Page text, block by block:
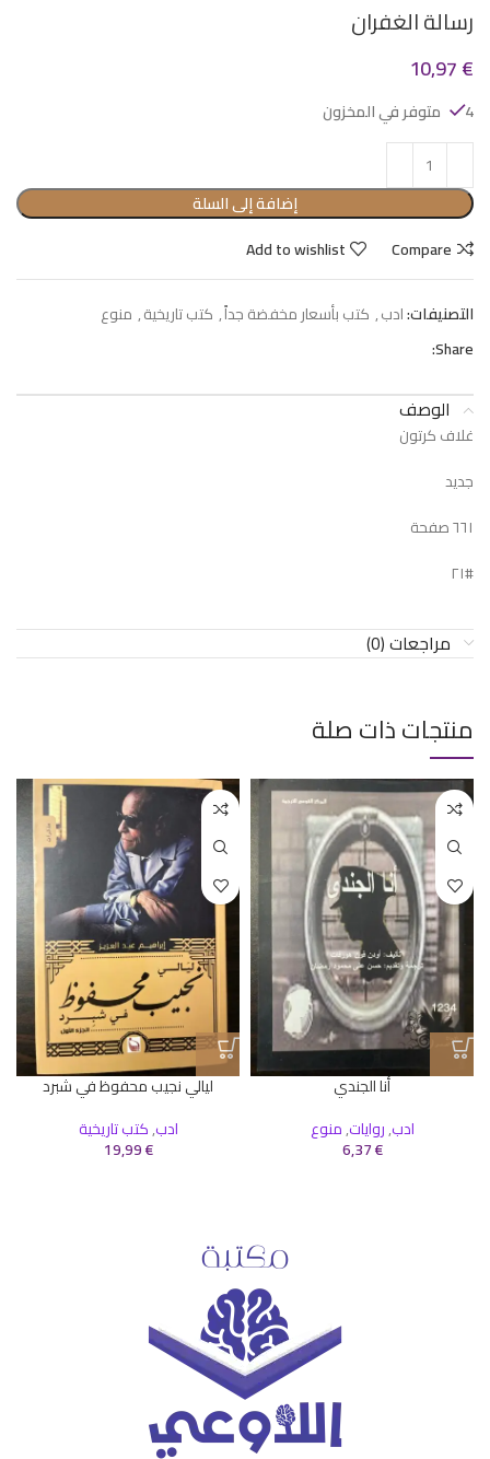
رسالة الغفران
10,97€
4 متوفر في المخزون
إضافة إلى السلة
Compare
Add to wishlist
التصنيفات:ادب, كتب بأسعار مخفضة جداً, كتب تاريخية, منوع
Share:
الوصف
غلاف كرتون
جديد
٦٦١ صفحة
#٢١
مراجعات (0)
منتجات ذات صلة
أنا الجندي
ادب,روايات,منوع
6,37€
ليالي نجيب محفوظ في شبرد
ادب,كتب تاريخية
19,99€